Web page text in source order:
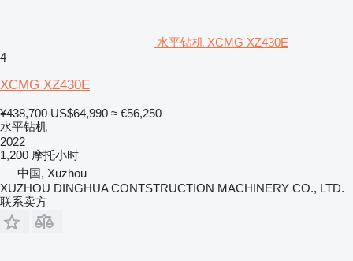
水平钻机 XCMG XZ430E
4
XCMG XZ430E
¥438,700 US$64,990 ≈ €56,250
水平钻机
2022
1,200 摩托小时
中国, Xuzhou
XUZHOU DINGHUA CONTSTRUCTION MACHINERY CO., LTD.
联系卖方